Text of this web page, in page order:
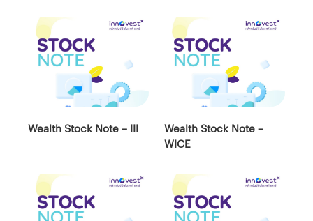
Wealth Stock Note – III
Wealth Stock Note –
WICE